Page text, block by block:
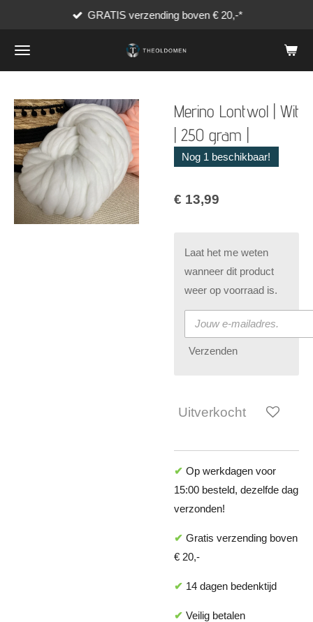
naar
de
GRATIS verzending boven € 20,-*
Merino Lontwol | Wit
| 250 gram |
Nog 1 beschikbaar!
€ 13,99
Laat het me weten
wanneer dit product
weer op voorraad is.
Verzenden
Uitverkocht
✔ Op werkdagen voor
15:00 besteld, dezelfde dag
verzonden!
✔ Gratis verzending boven
€ 20,-
✔ 14 dagen bedenktijd
✔ Veilig betalen